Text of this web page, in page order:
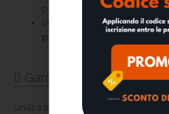
problemi di gestione del
ottenere maggiorepunteggio
pubblici
Garanzia soddisfatto o
UniD a tutela del consumatore e per